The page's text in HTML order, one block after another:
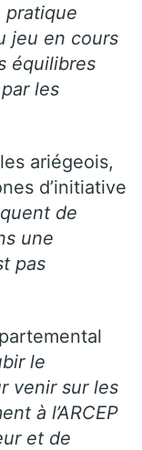
pratique
jeu en cours
équilibres
les
ariégeois,
d’initiative
de
une
pas
le
venir sur les
à l’ARCEP
et de